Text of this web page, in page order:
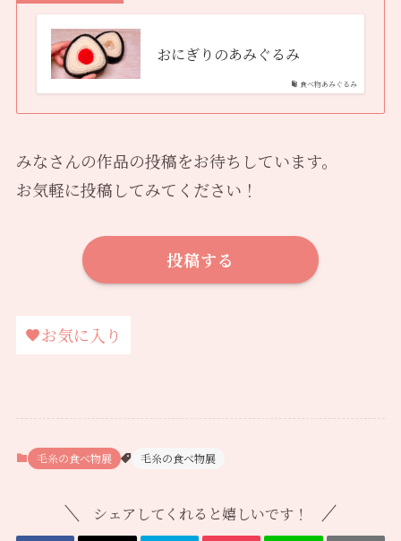
食べ物あみぐるみ
おにぎりのあみぐるみ
みなさんの作品の投稿をお待ちしています。
お気軽に投稿してみてください！
投稿する
お気に入り
毛糸の食べ物展 毛糸の食べ物展
シェアしてくれると嬉しいです！